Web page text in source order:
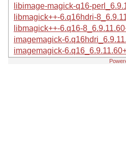
libimage-magick-q16-
libmagick++-6.q16hdri-
libmagick++-6.q16-
imagemagick-
imagemagick-